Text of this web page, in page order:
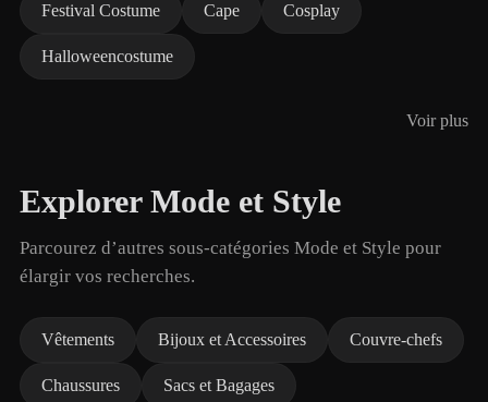
Festival Costume Cape Cosplay
Halloweencostume
Voir plus
Explorer Mode et Style
Parcourez d’autres sous-catégories Mode et Style pour
élargir vos recherches.
Vêtements Bijoux et Accessoires Couvre-chefs
Chaussures Sacs et Bagages